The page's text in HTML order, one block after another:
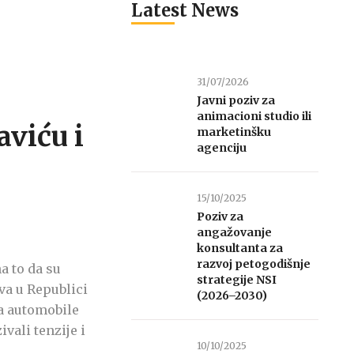
i
to da su
u Republici
automobile
tenzije i
Latest News
31/07/2026
Javni poziv za
animacioni studio ili
marketinšku
agenciju
15/10/2025
Poziv za
angažovanje
konsultanta za
razvoj petogodišnje
strategije NSI
(2026–2030)
10/10/2025